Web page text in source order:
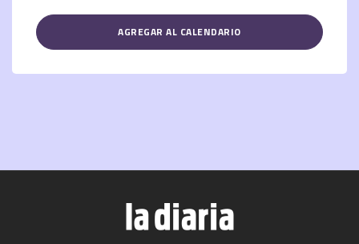
AGREGAR AL CALENDARIO